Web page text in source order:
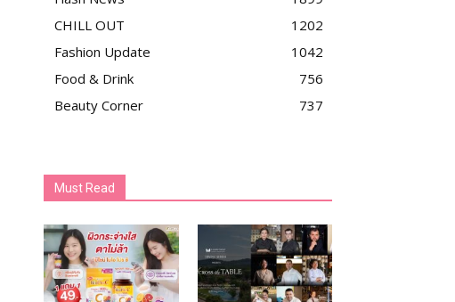
CHILL OUT
1202
Fashion Update
1042
Food & Drink
756
Beauty Corner
737
Must Read